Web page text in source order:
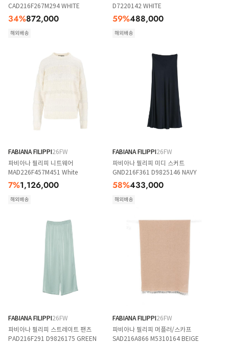
CAD216F267M294 WHITE
34%872,000
해외배송
D7220142 WHITE
59%488,000
해외배송
FABIANA FILIPPI26FW
파비아나 필리피 니트웨어
MAD226F457M451 White
7%1,126,000
해외배송
FABIANA FILIPPI26FW
파비아나 필리피 미디 스커트
GND216F361 D9825146 NAVY
58%433,000
해외배송
FABIANA FILIPPI26FW
파비아나 필리피 스트레이트 팬츠
PAD216F291 D9826175 GREEN
FABIANA FILIPPI26FW
파비아나 필리피 머플러/스카프
SAD216A866 M5310164 BEIGE